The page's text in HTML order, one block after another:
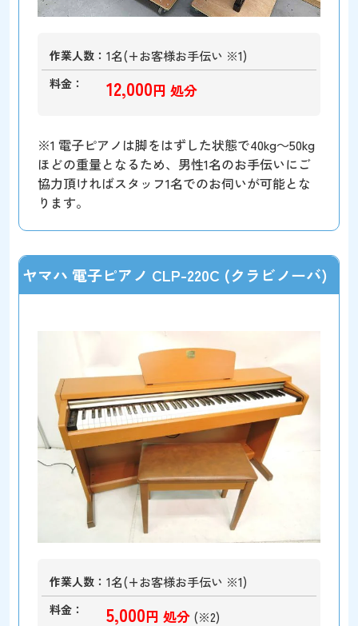
作業人数 1名(+お客様お手伝い ※1)
料金 12,000円 処分
※1 電子ピアノは脚をはずした状態で40kg～50kg
ほどの重量となるため、男性1名のお手伝いにご
協力頂ければスタッフ1名でのお伺いが可能とな
ります。
ヤマハ 電子ピアノ CLP-220C (クラビノーバ)
作業人数 1名(+お客様お手伝い ※1)
料金 5,000円 処分 (※2)